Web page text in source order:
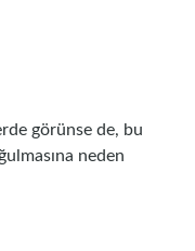
görünse de, bu
neden